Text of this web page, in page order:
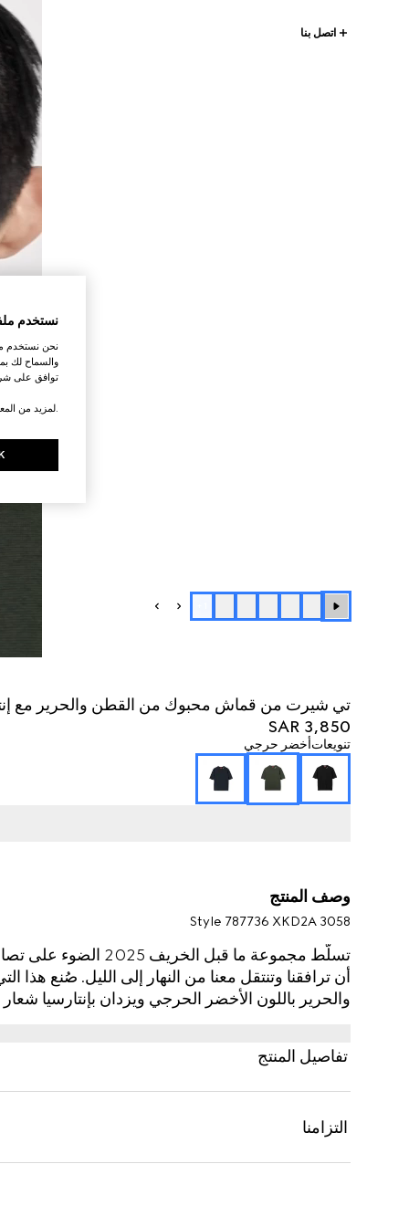
اتصل بنا
تي شيرت من قماش محبوك من القطن والحرير مع
SAR 3,850
تنويعاتأخضر حرجي
وصف المنتج
Style ‎787736 XKD2A 3058
تسلّط مجموعة ما قبل
أن ترافقنا وتنتقل معنا من النهار إلى الليل. صُنع
والحرير باللون الأخضر الحرجي ويزدان بإنتارسيا شعار Gucci.
تفاصيل المنتج
التزامنا
نستخدم
نحن نستخدم
والسماح لك
توافق على
.لمزيد من